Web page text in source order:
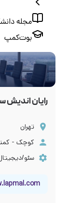
مجله
بوت‌کمپ
رایان اندیش
تهران
کوچک - کمتر از
سئو/